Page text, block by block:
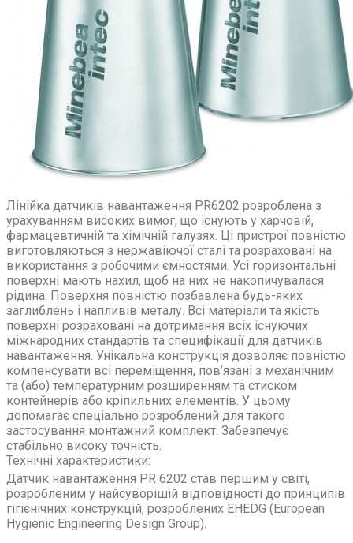
Лінійка датчиків навантаження PR6202 розроблена з
урахуванням високих вимог, що існують у харчовій,
фармацевтичній та хімічній галузях. Ці пристрої повністю
виготовляються з нержавіючої сталі та розраховані на
використання з робочими ємностями. Усі горизонтальні
поверхні мають нахил, щоб на них не накопичувалася
рідина. Поверхня повністю позбавлена ​​будь-яких
заглиблень і напливів металу. Всі матеріали та якість
поверхні розраховані на дотримання всіх існуючих
міжнародних стандартів та специфікації для датчиків
навантаження. Унікальна конструкція дозволяє повністю
компенсувати всі переміщення, пов’язані з механічним
та (або) температурним розширенням та стиском
контейнерів або кріпильних елементів. У цьому
допомагає спеціально розроблений для такого
застосування монтажний комплект. Забезпечує
стабільно високу точність.
Технічні характеристики:
Датчик навантаження PR 6202 став першим у світі,
розробленим у найсуворішій відповідності до принципів
гігієнічних конструкцій, розроблених EHEDG (European
Hygienic Engineering Design Group).